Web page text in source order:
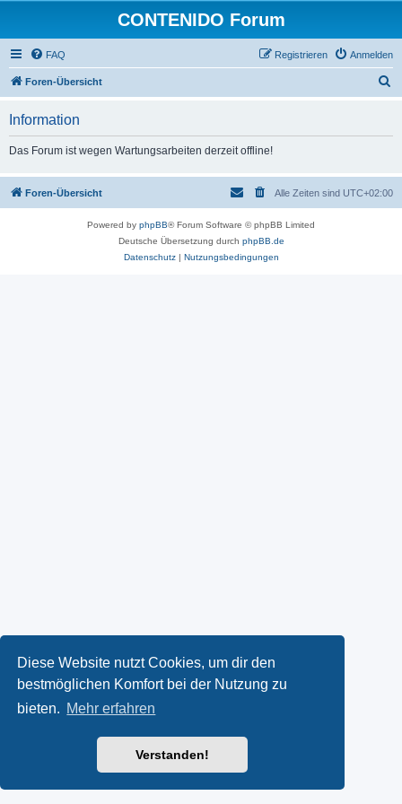
Diese Website nutzt Cookies, um dir den
bestmöglichen Komfort bei der Nutzung zu
bieten. Mehr erfahren
Verstanden!
CONTENIDO Forum
FAQ Anmelden
Registrieren
Foren-Übersicht
Information
Das Forum ist wegen Wartungsarbeiten derzeit offline!
Foren-Übersicht Alle Zeiten sind UTC+02:00
Powered by phpBB® Forum Software © phpBB Limited
Deutsche Übersetzung durch phpBB.de
Datenschutz| Nutzungsbedingungen